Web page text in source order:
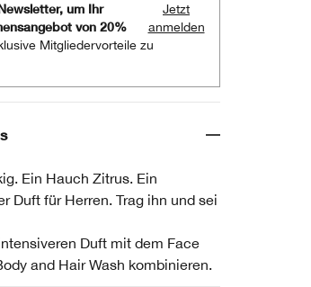
um Ihr
von 20%
Mitgliedervorteile zu
Jetzt
anmelden
Ein Hauch Zitrus. Ein
Duft für Herren. Trag ihn und sei
Duft mit dem Face
and Hair Wash kombinieren.